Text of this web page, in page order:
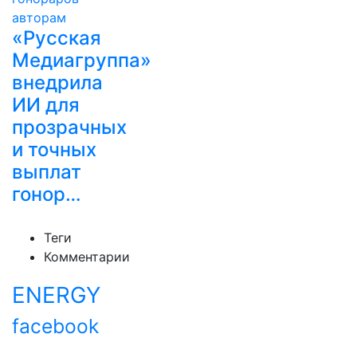
«Русская
Медиагруппа»
внедрила
ИИ для
прозрачных
и точных
выплат
гонор…
Теги
Комментарии
ENERGY
facebook